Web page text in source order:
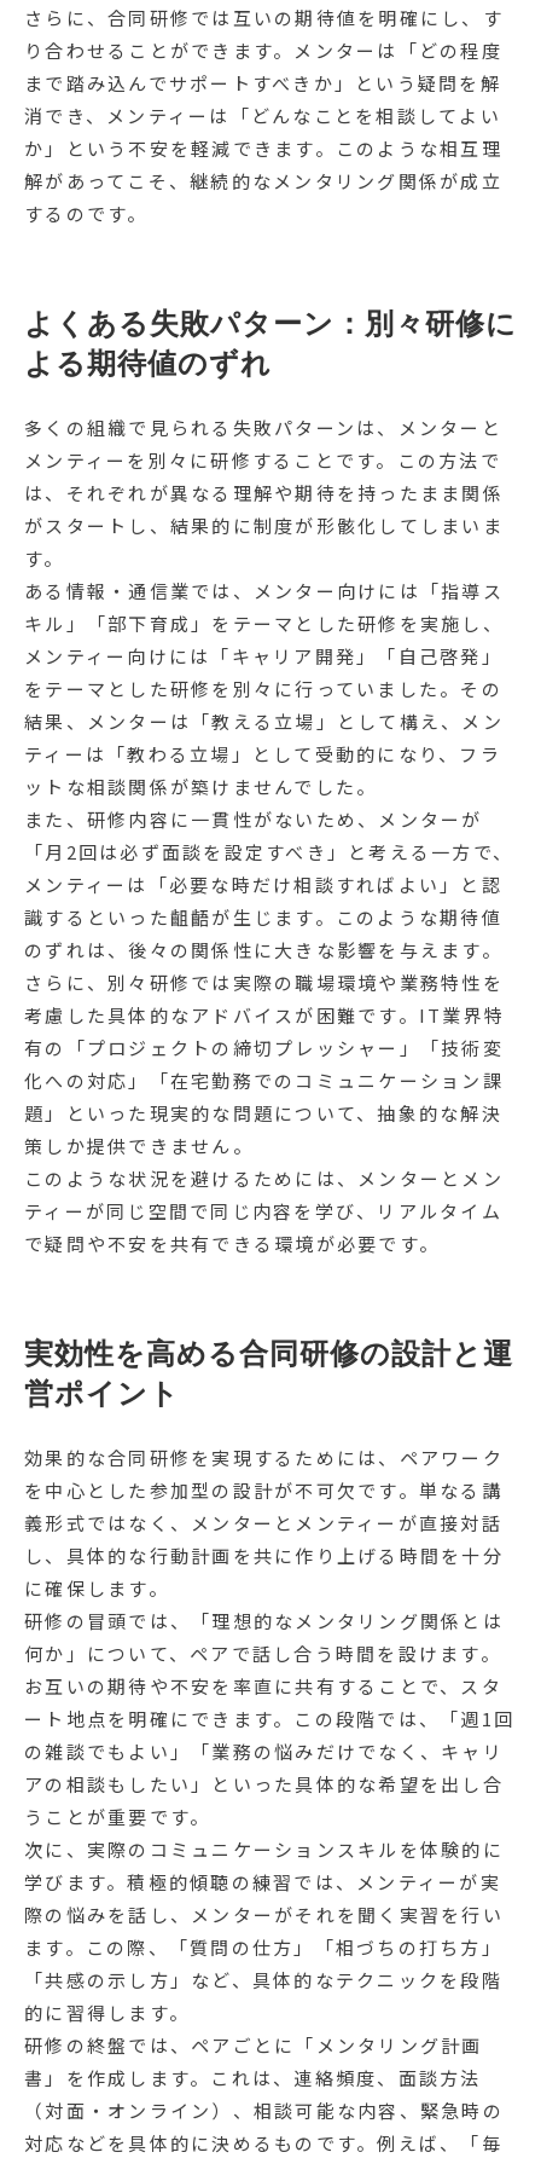
さらに、合同研修では互いの期待値を明確にし、す
り合わせることができます。メンターは「どの程度
まで踏み込んでサポートすべきか」という疑問を解
消でき、メンティーは「どんなことを相談してよい
か」という不安を軽減できます。このような相互理
解があってこそ、継続的なメンタリング関係が成立
するのです。
よくある失敗パターン：別々研修に
よる期待値のずれ
多くの組織で見られる失敗パターンは、メンターと
メンティーを別々に研修することです。この方法で
は、それぞれが異なる理解や期待を持ったまま関係
がスタートし、結果的に制度が形骸化してしまいま
す。
ある情報・通信業では、メンター向けには「指導ス
キル」「部下育成」をテーマとした研修を実施し、
メンティー向けには「キャリア開発」「自己啓発」
をテーマとした研修を別々に行っていました。その
結果、メンターは「教える立場」として構え、メン
ティーは「教わる立場」として受動的になり、フラ
ットな相談関係が築けませんでした。
また、研修内容に一貫性がないため、メンターが
「月2回は必ず面談を設定すべき」と考える一方で、
メンティーは「必要な時だけ相談すればよい」と認
識するといった齟齬が生じます。このような期待値
のずれは、後々の関係性に大きな影響を与えます。
さらに、別々研修では実際の職場環境や業務特性を
考慮した具体的なアドバイスが困難です。IT業界特
有の「プロジェクトの締切プレッシャー」「技術変
化への対応」「在宅勤務でのコミュニケーション課
題」といった現実的な問題について、抽象的な解決
策しか提供できません。
このような状況を避けるためには、メンターとメン
ティーが同じ空間で同じ内容を学び、リアルタイム
で疑問や不安を共有できる環境が必要です。
実効性を高める合同研修の設計と運
営ポイント
効果的な合同研修を実現するためには、ペアワーク
を中心とした参加型の設計が不可欠です。単なる講
義形式ではなく、メンターとメンティーが直接対話
し、具体的な行動計画を共に作り上げる時間を十分
に確保します。
研修の冒頭では、「理想的なメンタリング関係とは
何か」について、ペアで話し合う時間を設けます。
お互いの期待や不安を率直に共有することで、スタ
ート地点を明確にできます。この段階では、「週1回
の雑談でもよい」「業務の悩みだけでなく、キャリ
アの相談もしたい」といった具体的な希望を出し合
うことが重要です。
次に、実際のコミュニケーションスキルを体験的に
学びます。積極的傾聴の練習では、メンティーが実
際の悩みを話し、メンターがそれを聞く実習を行い
ます。この際、「質問の仕方」「相づちの打ち方」
「共感の示し方」など、具体的なテクニックを段階
的に習得します。
研修の終盤では、ペアごとに「メンタリング計画
書」を作成します。これは、連絡頻度、面談方法
（対面・オンライン）、相談可能な内容、緊急時の
対応などを具体的に決めるものです。例えば、「毎